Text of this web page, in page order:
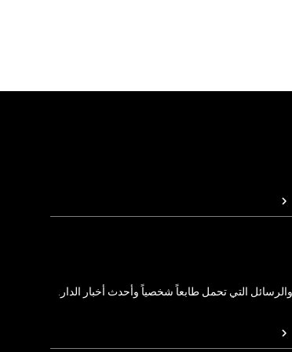
التي تحمل طابعاً شخصياً وأحدث أخبار الدار.